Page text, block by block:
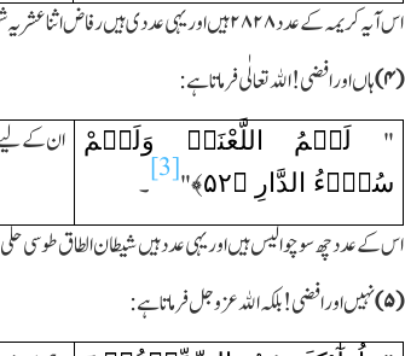
اس آیہ کریمہ کے عدد۲۸ ۲۸
ہیں اور یہی عددی ہیں رفاض اثنا عشریہ
(۴) ہاں او رافضی ! الله تعالٰی فرماتا ہے:
"
لَہُمُ اللَّعْنَۃُ وَلَہُمْ
سُوۡٓءُ الدَّارِ ﴿۵۲﴾"
[3]۔
ان کے
اس کے عدد چھ سو چوالیس ہیں اور یہی عدد ہیں شیطان الطاق طوسی
(۵) نہیں او رافضی! بلکہ الله عزوجل فرماتا ہے: